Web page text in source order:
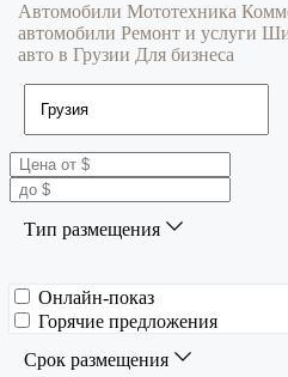
Автомобили Мототехника
автомобили Ремонт и услуги
авто в Грузии Для бизнеса
Тип размещения
Онлайн-показ
Горячие предложения
Срок размещения